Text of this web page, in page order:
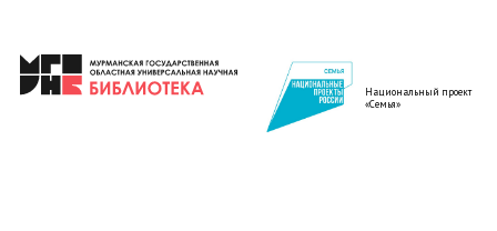
Национальный проект
«Семья»